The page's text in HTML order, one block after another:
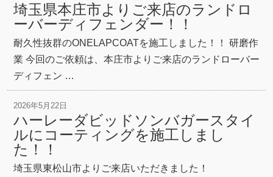
埼玉県本庄市よりご来店のランドロ
ーバーディフェンダー！！
耐久性抜群のONELAPCOATを施工しました！！ 研磨作
業 今回のご依頼は、本庄市よりご来店のランドローバー
ディフェン …
2026年5月22日
ハーレーダビッドソンバガースタイ
ルにコーティングを施工しまし
た！！
埼玉県東松山市よりご来店いただきました！